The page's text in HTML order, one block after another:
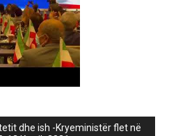
dhe ish -Kryeministër flet në